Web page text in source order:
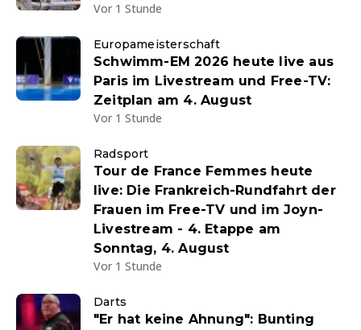
Vor 1 Stunde
Europameisterschaft
Schwimm-EM 2026 heute live aus
Paris im Livestream und Free-TV:
Zeitplan am 4. August
Vor 1 Stunde
Radsport
Tour de France Femmes heute
live: Die Frankreich-Rundfahrt der
Frauen im Free-TV und im Joyn-
Livestream - 4. Etappe am
Sonntag, 4. August
Vor 1 Stunde
Darts
"Er hat keine Ahnung": Bunting